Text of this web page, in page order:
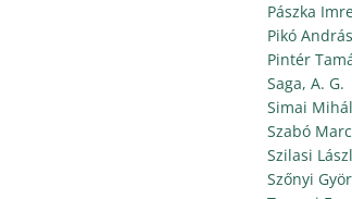
Pászka
Pikó
Pintér
Saga, A. G.
Simai
Szabó
Szilasi
Szőnyi